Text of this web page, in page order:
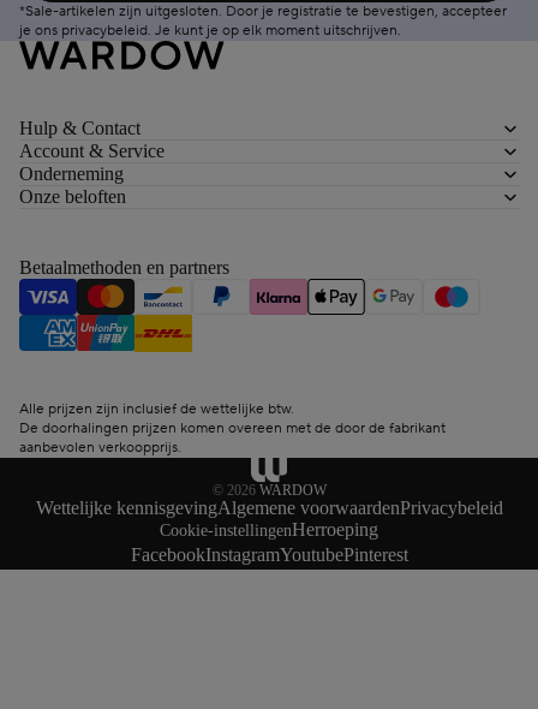
*Sale-artikelen zijn uitgesloten. Door je registratie te bevestigen, accepteer
je ons privacybeleid. Je kunt je op elk moment uitschrijven.
Hulp & Contact
Account & Service
Onderneming
Onze beloften
Betaalmethoden en partners
Alle prijzen zijn inclusief de wettelijke btw.
De doorhalingen prijzen komen overeen met de door de fabrikant
aanbevolen verkoopprijs.
© 2026 WARDOW
Wettelijke kennisgevingAlgemene voorwaardenPrivacybeleid
Cookie-instellingenHerroeping
FacebookInstagramYoutubePinterest